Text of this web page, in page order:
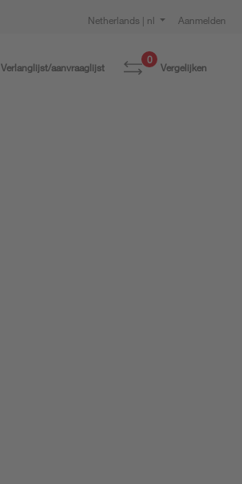
Netherlands | nl Aanmelden
Verlanglijst/aanvraaglijst
0
Vergelijken